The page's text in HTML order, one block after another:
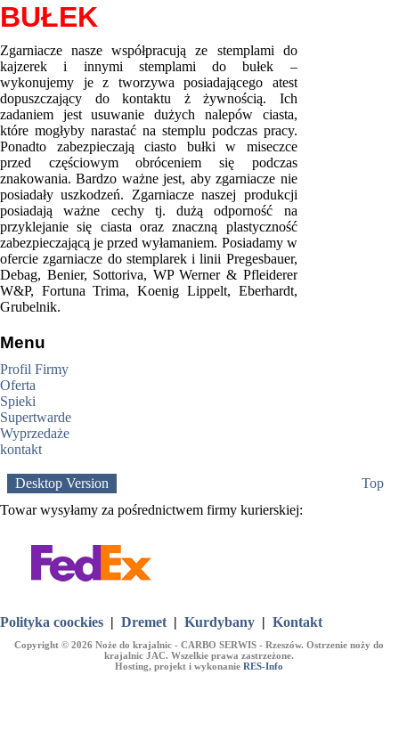
BUŁEK
Zgarniacze nasze współpracują ze stemplami do
kajzerek i innymi stemplami do bułek –
wykonujemy je z tworzywa posiadającego atest
dopuszczający do kontaktu ż żywnością. Ich
zadaniem jest usuwanie dużych nalepów ciasta,
które mogłyby narastać na stemplu podczas pracy.
Ponadto zabezpieczają ciasto bułki w miseczce
przed częściowym obróceniem się podczas
znakowania. Bardzo ważne jest, aby zgarniacze nie
posiadały uszkodzeń. Zgarniacze naszej produkcji
posiadają ważne cechy tj. dużą odporność na
przyklejanie się ciasta oraz znaczną plastyczność
zabezpieczającą je przed wyłamaniem. Posiadamy w
ofercie zgarniacze do stemplarek i linii Pregesbauer,
Debag, Benier, Sottoriva, WP Werner & Pfleiderer
W&P, Fortuna Trima, Koenig Lippelt, Eberhardt,
Grubelnik.
Menu
Profil Firmy
Oferta
Spieki
Supertwarde
Wyprzedaże
kontakt
Desktop Version
Top
Towar wysyłamy za pośrednictwem firmy kurierskiej:
Polityka coockies | Dremet | Kurdybany | Kontakt
Copyright © 2026 Noże do krajalnic - CARBO SERWIS - Rzeszów. Ostrzenie noży do
krajalnic JAC. Wszelkie prawa zastrzeżone.
Hosting, projekt i wykonanieRES-Info